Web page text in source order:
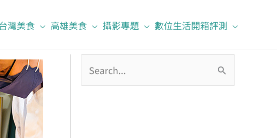
台灣美食 高雄美食 攝影專題 數位生活開箱評測